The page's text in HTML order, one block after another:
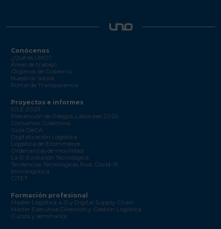
Conócenos
¿Qué es UNO?
Áreas de trabajo
Órganos de Gobierno
Nuestros Socios
Portal de Transparencia
Proyectos e informes
ICLE 2023
Prevención de Riesgos Laborales 2026
Convenios Colectivos
Guía DeCA
Digitalización Logística
Logística de Ecommerce
Ordenanzas de movilidad
La R-Evolución Tecnológica
Tendencias Tecnológicas Post Covid-19
Inmologística
CITET
Formación profesional
Máster Logística 4.0 y Digital Supply Chain
Máster Executive Dirección y Gestión Logística
Cursos y seminarios